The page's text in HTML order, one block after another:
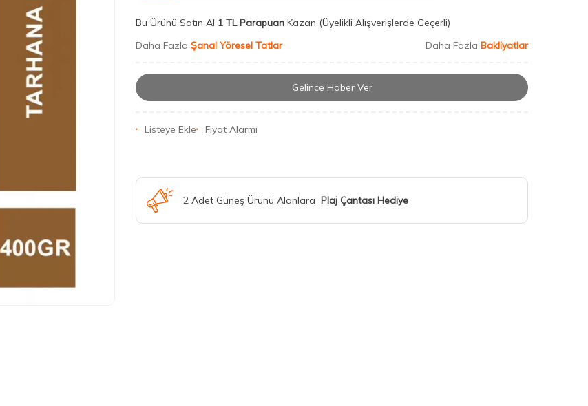
Bu Ürünü Satın Al 1 TL Parapuan Kazan (Üyelikli Alışverişlerde Geçerli)
Daha Fazla Şanal Yöresel Tatlar Daha Fazla Bakliyatlar
Gelince Haber Ver
Listeye Ekle Fiyat Alarmı
2 Adet Güneş Ürünü Alanlara Plaj Çantası Hediye